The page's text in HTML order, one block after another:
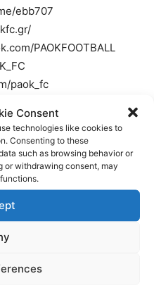
Consent
technologies like cookies to
Consenting to these
such as browsing behavior or
or withdrawing consent, may
ebb707
PAOKFOOTBALL
paok_fc
Η συνέντευξη Τύπου του